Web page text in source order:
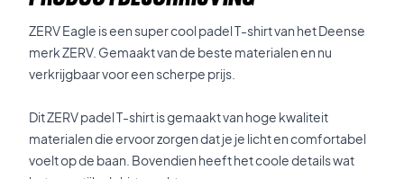
ZERV Eagle is een super cool padel T-shirt van het Deense
merk ZERV. Gemaakt van de beste materialen en nu
verkrijgbaar voor een scherpe prijs.
Dit ZERV padel T-shirt is gemaakt van hoge kwaliteit
materialen die ervoor zorgen dat je je licht en comfortabel
voelt op de baan. Bovendien heeft het coole details wat